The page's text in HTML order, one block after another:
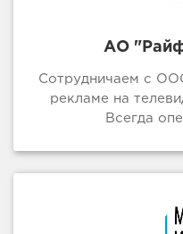
АО
Сотрудничаем с
рекламе на
Всегда